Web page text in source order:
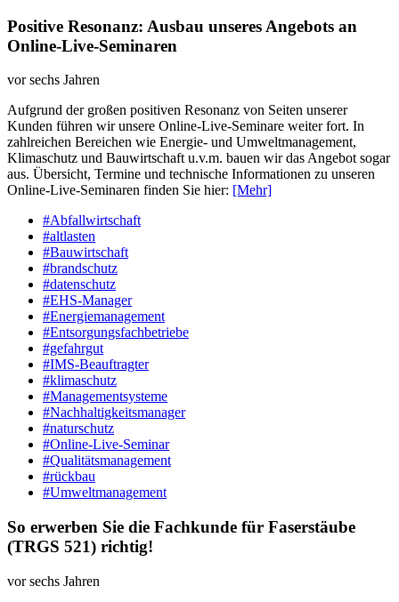
Positive Resonanz: Ausbau unseres Angebots an
Online-Live-Seminaren
vor sechs Jahren
Aufgrund der großen positiven Resonanz von Seiten unserer
Kunden führen wir unsere Online-Live-Seminare weiter fort. In
zahlreichen Bereichen wie Energie- und Umweltmanagement,
Klimaschutz und Bauwirtschaft u.v.m. bauen wir das Angebot sogar
aus. Übersicht, Termine und technische Informationen zu unseren
Online-Live-Seminaren finden Sie hier: [Mehr]
#Abfallwirtschaft
#altlasten
#Bauwirtschaft
#brandschutz
#datenschutz
#EHS-Manager
#Energiemanagement
#Entsorgungsfachbetriebe
#gefahrgut
#IMS-Beauftragter
#klimaschutz
#Managementsysteme
#Nachhaltigkeitsmanager
#naturschutz
#Online-Live-Seminar
#Qualitätsmanagement
#rückbau
#Umweltmanagement
So erwerben Sie die Fachkunde für Faserstäube
(TRGS 521) richtig!
vor sechs Jahren